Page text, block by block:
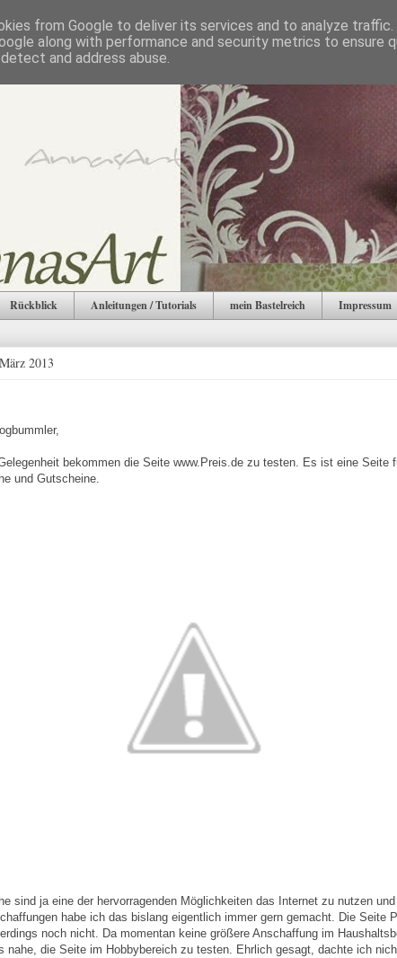
Rückblick Anleitungen / Tutorials mein Bastelreich Impressum
2013
bekommen die Seite www.Preis.de zu testen. Es ist eine Seite
und Gutscheine.
sind ja eine der hervorragenden Möglichkeiten das Internet zu nutzen und
habe ich das bislang eigentlich immer gern gemacht. Die Seite
noch nicht. Da momentan keine größere Anschaffung im
nahe, die Seite im Hobbybereich zu testen. Ehrlich gesagt, dachte ich
from Google to deliver its services and to analyze traffic.
along with performance and security metrics to ensure
and address abuse.